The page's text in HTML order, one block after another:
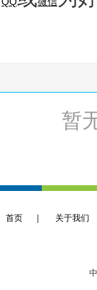
暂
首页 关于我们